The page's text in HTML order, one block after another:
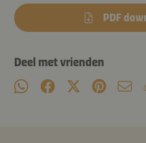
PDF
Deel met vrienden